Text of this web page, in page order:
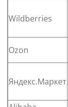
Wildberries
Ozon
Яндекс.Маркет